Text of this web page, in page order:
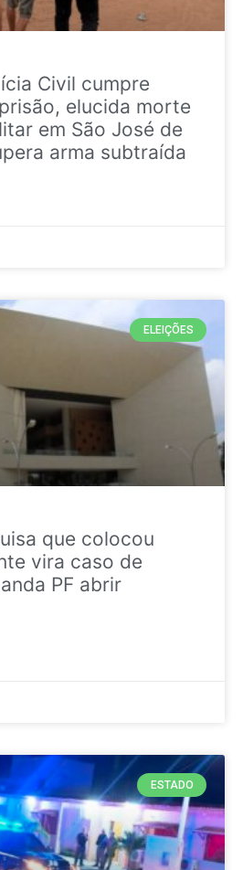
Civil cumpre
elucida morte
em São José de
arma subtraída
ELEIÇÕES
que colocou
vira caso de
PF abrir
ESTADO